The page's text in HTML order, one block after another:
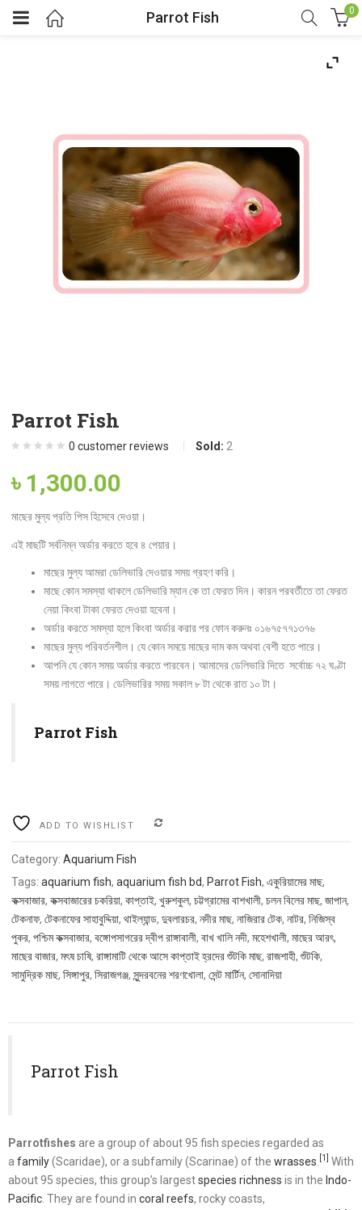
Parrot Fish 0
Parrot Fish
0 customer reviews Sold: 2
৳ 1,300.00
মাছের মুল্য প্রতি পিস হিসেবে দেওয়া।
এই মাছটি সর্বনিম্ন অর্ডার করতে হবে ৪ পেয়ার।
মাছের মুল্য আমরা ডেলিভারি দেওয়ার সময় গ্রহণ করি।
মাছে কোন সমস্যা থাকলে ডেলিভারি ম্যান কে তা ফেরত দিন। কারন পরবর্তীতে তা ফেরত
নেয়া কিংবা টাকা ফেরত দেওয়া হবেনা।
অর্ডার করতে সমস্যা হলে কিংবা অর্ডার করার পর ফোন করুনঃ ০১৬৭৫৭৭১৩৭৬
মাছের মুল্য পরিবর্তনশীল। যে কোন সময়ে মাছের দাম কম অথবা বেশী হতে পারে।
আপনি যে কোন সময় অর্ডার করতে পারবেন। আমাদের ডেলিভারি দিতে সর্বোচ্চ ৭২ ঘণ্টা
সময় লাগতে পারে। ডেলিভারির সময় সকাল ৮ টা থেকে রাত ১০ টা।
Parrot Fish
ADD TO WISHLIST
Category:Aquarium Fish
Tags:aquarium fish,aquarium fish bd,Parrot Fish,একুরিয়ামের মাছ,
কক্সবাজার,কক্সবাজারের চকরিয়া,কাপ্তাই,খুরুশকুল,চট্টগ্রামের বাশখালী,চলন বিলের মাছ,জাপান,
টেকনাফ,টেকনাফের সাহাবুদ্দিয়া,থাইল্যান্ড,দুবলারচর,নদীর মাছ,নাজিরার টেক,নাটর,নিজিস্ব
পুকর,পশ্চিম কক্সবাজার,বঙ্গোপসাগরের দ্বীপ রাঙ্গাবালী,বাখ খালি নদী,মহেশখালী,মাছের আরৎ,
মাছের বাজার,মৎষ চাষি,রাঙ্গামাটি থেকে আসে কাপ্তাই হ্রদের শুঁটকি মাছ,রাজশাহী,শুঁটকি,
সামুদ্রিক মাছ,সিঙ্গাপুর,সিরাজগঞ্জ,সুন্দরবনের শরণখোলা,সেন্ট মার্টিন,সোনাদিয়া
Parrot Fish
Parrotfishes are a group of about 95 fish species regarded as
a family(Scaridae), or a subfamily (Scarinae) of the wrasses [1]
With
about 95 species, this group’s largestspecies richness is in the Indo-
Pacific . They are found in coral reefs, rocky coasts,